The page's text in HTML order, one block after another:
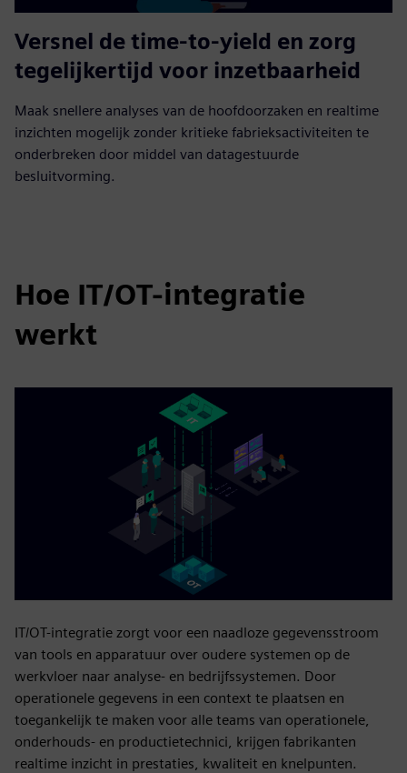
Versnel de time-to-yield en zorg
tegelijkertijd voor inzetbaarheid
Maak snellere analyses van de hoofdoorzaken en realtime
inzichten mogelijk zonder kritieke fabrieksactiviteiten te
onderbreken door middel van datagestuurde
besluitvorming.
Hoe IT/OT-integratie
werkt
IT/OT-integratie zorgt voor een naadloze gegevensstroom
van tools en apparatuur over oudere systemen op de
werkvloer naar analyse- en bedrijfssystemen. Door
operationele gegevens in een context te plaatsen en
toegankelijk te maken voor alle teams van operationele,
onderhouds- en productietechnici, krijgen fabrikanten
realtime inzicht in prestaties, kwaliteit en knelpunten.